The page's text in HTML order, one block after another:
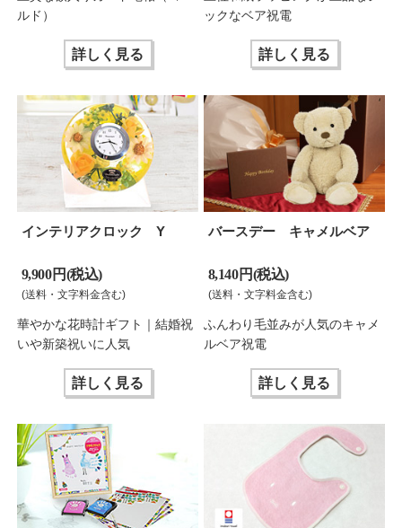
ルド）
詳しく見る
ックなベア祝電
詳しく見る
インテリアクロック Y
9,900 円(税込)
(送料・文字料金含む)
華やかな花時計ギフト｜結婚祝
いや新築祝いに人気
詳しく見る
バースデー キャメルベア
8,140 円(税込)
(送料・文字料金含む)
ふんわり毛並みが人気のキャメ
ルベア祝電
詳しく見る